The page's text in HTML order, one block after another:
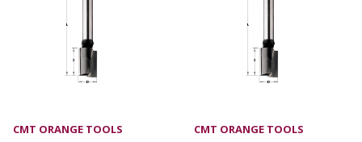
CMT ORANGE TOOLS CMT ORANGE TOOLS